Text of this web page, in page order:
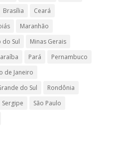
Brasília
Ceará
Maranhão
do Sul
Minas Gerais
Pará
Pernambuco
de Janeiro
do Sul
Rondônia
Sergipe
São Paulo